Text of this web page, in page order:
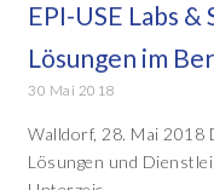
EPI-USE Labs
Lösungen im
30 Mai 2018
Walldorf, 28. Mai 2018
Lösungen und